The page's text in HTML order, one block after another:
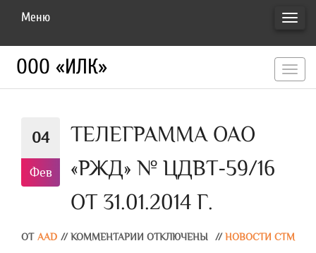
Меню
ООО «ИЛК»
04
Фев
ТЕЛЕГРАММА ОАО
«РЖД» № ЦДВТ-59/16
ОТ 31.01.2014 Г.
ОТ AAD // КОММЕНТАРИИ ОТКЛЮЧЕНЫ // НОВОСТИ СТМ